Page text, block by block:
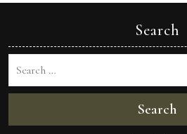
Search
Search